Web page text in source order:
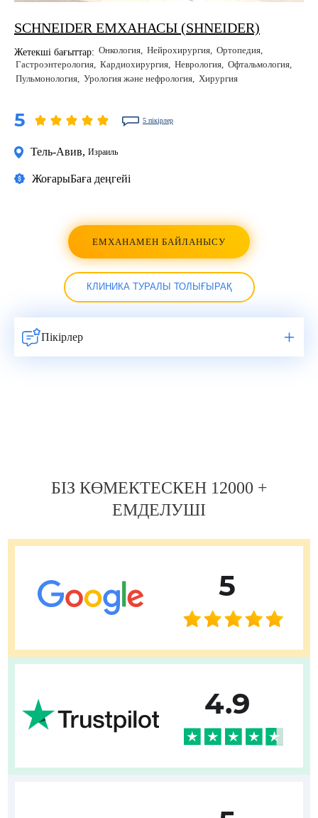
SCHNEIDER ЕМХАНАСЫ (SHNEIDER)
Жетекші бағыттар: Онкология Нейрохирургия Ортопедия
Гастроэнтерология Кардиохирургия Неврология Офтальмология
Пульмонология Урология және нефрология Хирургия
5 5 пікірлер
Тель-Авив, Израиль
ЖоғарыБаға деңгейі
ЕМХАНАМЕН БАЙЛАНЫСУ
КЛИНИКА ТУРАЛЫ ТОЛЫҒЫРАҚ
Пікірлер
БІЗ КӨМЕКТЕСКЕН 12000 +
ЕМДЕЛУШІ
5
4.9